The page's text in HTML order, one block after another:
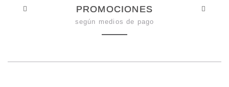
PROMOCIONES
según medios de pago